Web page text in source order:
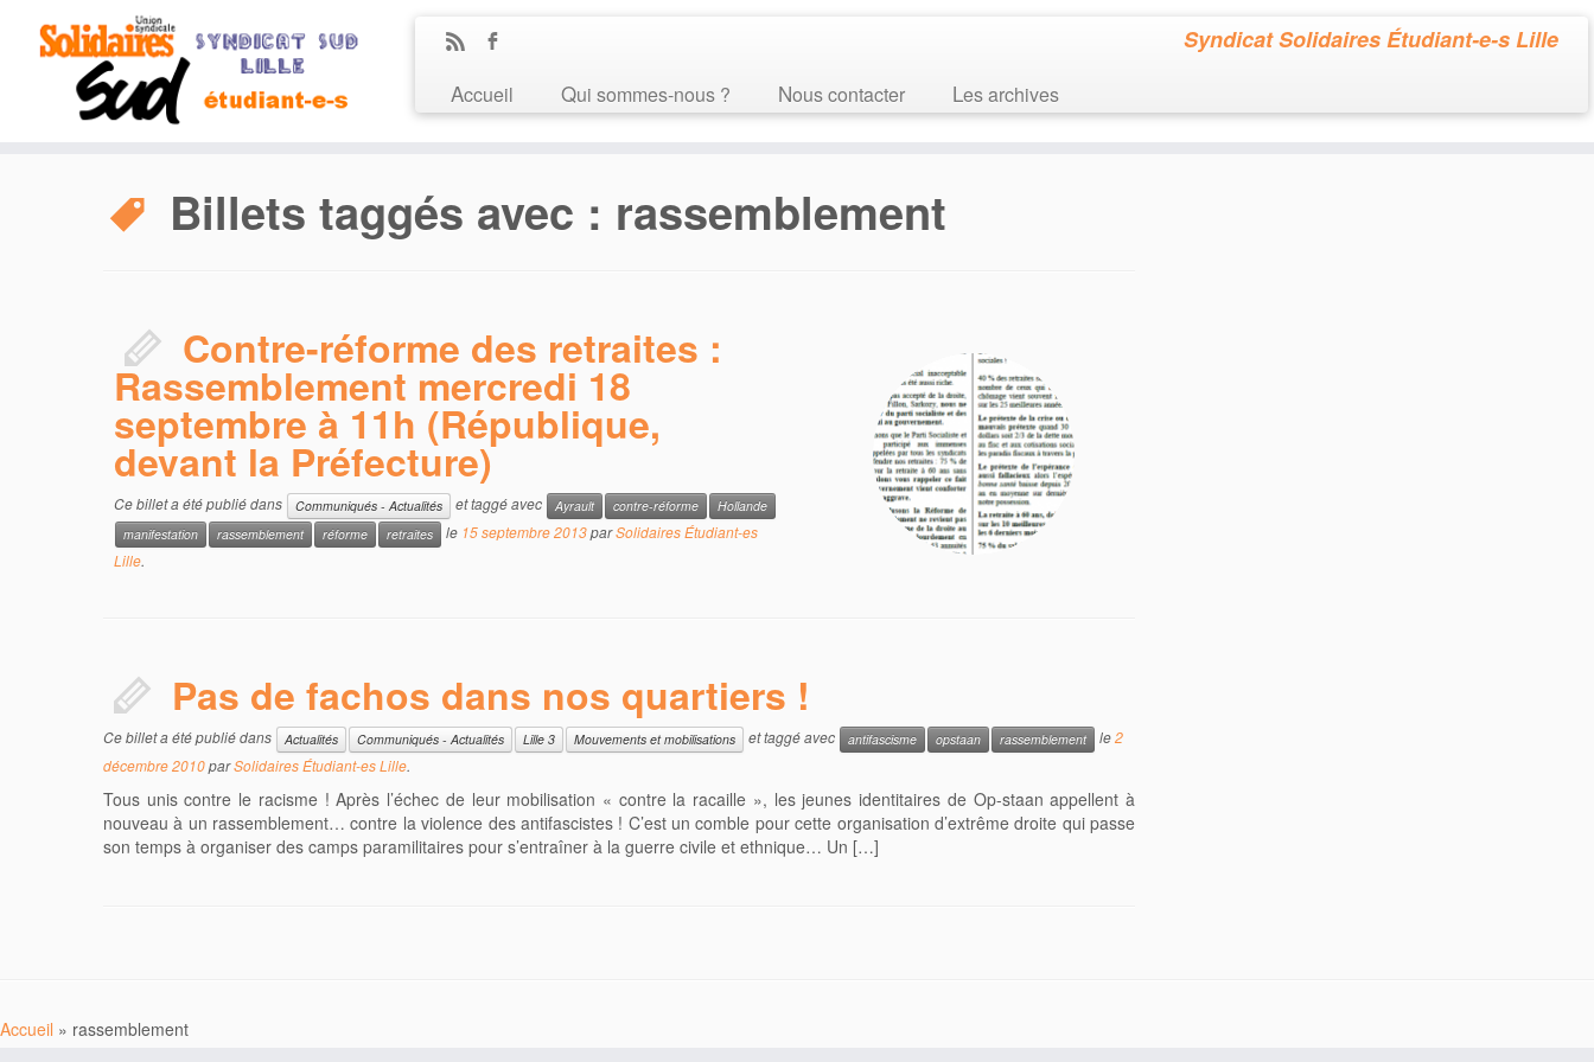
Syndicat Solidaires Étudiant-e-s Lille
Accueil Qui sommes-nous ? Nous contacter Les archives
Billets taggés avec : rassemblement
Contre-réforme des retraites :
Rassemblement mercredi 18
septembre à 11h (République,
devant la Préfecture)
Ce billet a été publié dans Communiqués - Actualités et taggé avec Ayrault contre-réforme
Hollande
manifestation
rassemblement réforme retraites le 15 septembre 2013parSolidaires Étudiant-es
Lille.
Pas de fachos dans nos quartiers !
Ce billet a été publié dans Actualités Communiqués - Actualités Lille 3 Mouvements et mobilisations et taggé avec antifascisme opstaan rassemblement le2
décembre 2010parSolidaires Étudiant-es Lille.
Tous unis contre le racisme ! Après l’échec de leur mobilisation « contre la racaille », les jeunes identitaires de Op-staan appellent à
nouveau à un rassemblement… contre la violence des antifascistes ! C’est un comble pour cette organisation d’extrême droite qui passe
son temps à organiser des camps paramilitaires pour s’entraîner à la guerre civile et ethnique… Un […]
Accueil » rassemblement